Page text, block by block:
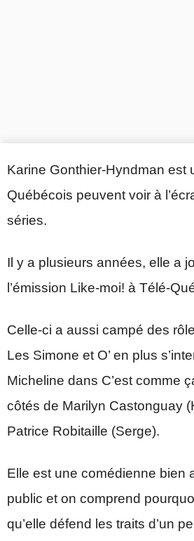
Karine Gonthier-Hyndman est
Québécois peuvent voir à
séries.
Il y a plusieurs années, elle a
l’émission Like-moi! à Télé-
Celle-ci a aussi campé des
Les Simone et O’ en plus
Micheline dans C’est comme
côtés de Marilyn Castonguay
Patrice Robitaille (Serge).
Elle est une comédienne bien
public et on comprend
qu’elle défend les traits d’un